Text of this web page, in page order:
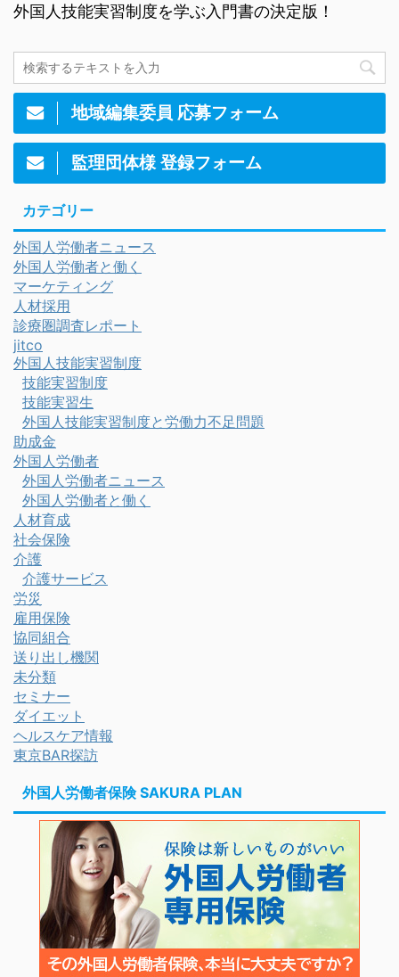
外国人技能実習制度を学ぶ入門書の決定版！
地域編集委員 応募フォーム
監理団体様 登録フォーム
カテゴリー
外国人労働者ニュース
外国人労働者と働く
マーケティング
人材採用
診療圏調査レポート
jitco
外国人技能実習制度
技能実習制度
技能実習生
外国人技能実習制度と労働力不足問題
助成金
外国人労働者
外国人労働者ニュース
外国人労働者と働く
人材育成
社会保険
介護
介護サービス
労災
雇用保険
協同組合
送り出し機関
未分類
セミナー
ダイエット
ヘルスケア情報
東京BAR探訪
外国人労働者保険 SAKURA PLAN